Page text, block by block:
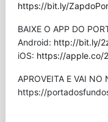
https://bit.ly/
BAIXE O APP DO
Android: http://bit.ly/
iOS: https://apple.co/
APROVEITA E VAI NO
⁠https://